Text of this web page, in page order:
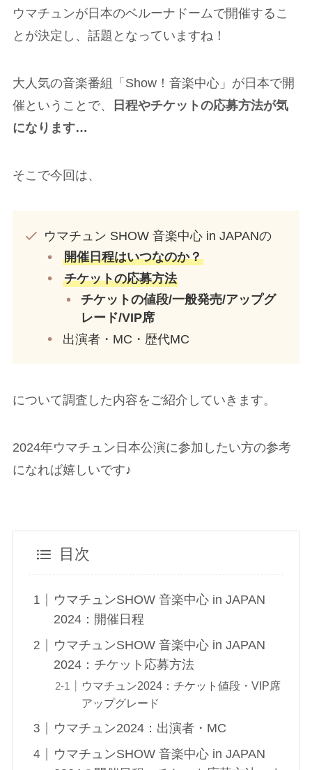
ウマチュンが日本のベルーナドームで開催するこ
とが決定し、話題となっていますね！
大人気の音楽番組「Show！音楽中心」が日本で開
催ということで、
日程やチケットの応募方法が気
になります…
そこで今回は、
ウマチュン SHOW 音楽中心 in JAPANの
開催日程はいつなのか？
チケットの応募方法
チケットの値段/一般発売/アップグ
レード/VIP席
出演者・MC・歴代MC
について調査した内容をご紹介していきます。
2024年ウマチュン日本公演に参加したい方の参考
になれば嬉しいです♪
目次
ウマチュンSHOW 音楽中心 in JAPAN
2024：開催日程
ウマチュンSHOW 音楽中心 in JAPAN
2024：チケット応募方法
ウマチュン2024：チケット値段・VIP席
アップグレード
ウマチュン2024：出演者・MC
ウマチュンSHOW 音楽中心 in JAPAN